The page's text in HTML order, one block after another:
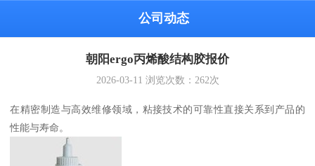
公司动态
朝阳ergo丙烯酸结构胶报价
2026-03-11 浏览次数： 262次
在精密制造与高效维修领域，粘接技术的可靠性直接关系到产品的
性能与寿命。